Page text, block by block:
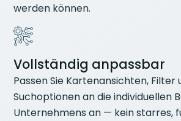
werden können.
Vollständig anpassbar
Passen Sie Kartenansichten, Filter
Suchoptionen an die individuellen
Unternehmens an — kein starres,